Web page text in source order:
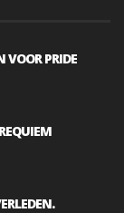
VOOR PRIDE